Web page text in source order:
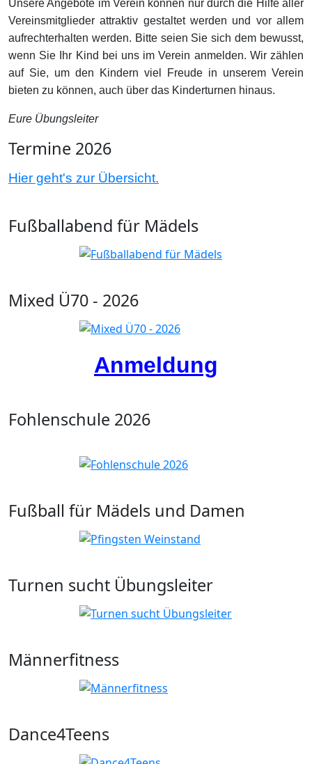
Unsere Angebote im Verein können nur durch die Hilfe aller
Vereinsmitglieder attraktiv gestaltet werden und vor allem
aufrechterhalten werden. Bitte seien Sie sich dem bewusst,
wenn Sie Ihr Kind bei uns im Verein anmelden. Wir zählen
auf Sie, um den Kindern viel Freude in unserem Verein
bieten zu können, auch über das Kinderturnen hinaus.
Eure Übungsleiter
Termine 2026
Hier geht's zur Übersicht.
Fußballabend für Mädels
Mixed Ü70 - 2026
Anmeldung
Fohlenschule 2026
Fußball für Mädels und Damen
Turnen sucht Übungsleiter
Männerfitness
Dance4Teens